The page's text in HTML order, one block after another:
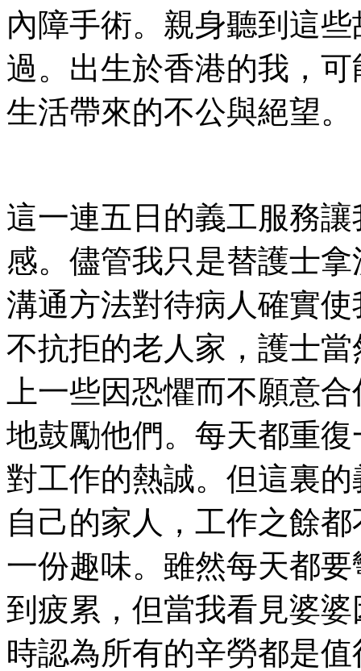
內障手術。親身聽到這
過。出生於香港的我，
生活帶來的不公與絕望。
這一連五日的義工服務
感。儘管我只是替護士
溝通方法對待病人確實
不抗拒的老人家，護士
上一些因恐懼而不願意
地鼓勵他們。每天都重
對工作的熱誠。但這裏
自己的家人，工作之餘
一份趣味。雖然每天都
到疲累，但當我看見婆
時認為所有的辛勞都是值